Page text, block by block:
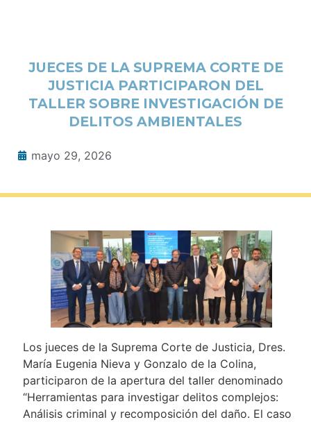
JUECES DE LA SUPREMA CORTE DE
JUSTICIA PARTICIPARON DEL
TALLER SOBRE INVESTIGACIÓN DE
DELITOS AMBIENTALES
mayo 29, 2026
Los jueces de la Suprema Corte de Justicia, Dres.
María Eugenia Nieva y Gonzalo de la Colina,
participaron de la apertura del taller denominado
“Herramientas para investigar delitos complejos:
Análisis criminal y recomposición del daño. El caso